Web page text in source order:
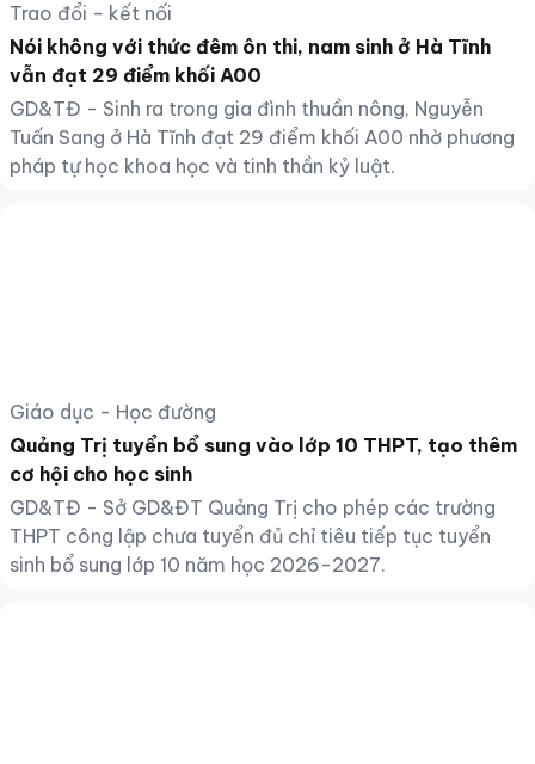
Trao đổi - kết nối
Nói không với thức đêm ôn thi, nam sinh ở Hà Tĩnh
vẫn đạt 29 điểm khối A00
GD&TĐ - Sinh ra trong gia đình thuần nông, Nguyễn
Tuấn Sang ở Hà Tĩnh đạt 29 điểm khối A00 nhờ phương
pháp tự học khoa học và tinh thần kỷ luật.
Giáo dục - Học đường
Quảng Trị tuyển bổ sung vào lớp 10 THPT, tạo thêm
cơ hội cho học sinh
GD&TĐ - Sở GD&ĐT Quảng Trị cho phép các trường
THPT công lập chưa tuyển đủ chỉ tiêu tiếp tục tuyển
sinh bổ sung lớp 10 năm học 2026-2027.